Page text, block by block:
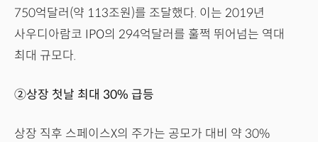
750억달러(약 113조원)를 조달했다. 이는 2019년
사우디아람코 IPO의 294억달러를 훌쩍 뛰어넘는 역대
최대 규모다.
②상장 첫날 최대 30% 급등
상장 직후 스페이스X의 주가는 공모가 대비 약 30%